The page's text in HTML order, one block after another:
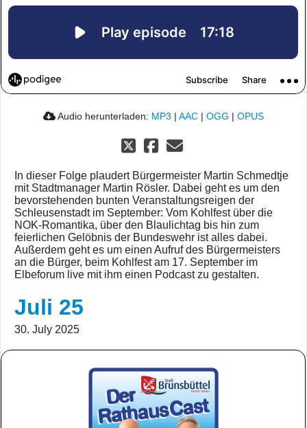
Audio herunterladen: MP3 | AAC | OGG | OPUS
In dieser Folge plaudert Bürgermeister Martin Schmedtje
mit Stadtmanager Martin Rösler. Dabei geht es um den
bevorstehenden bunten Veranstaltungsreigen der
Schleusenstadt im September: Vom Kohlfest über die
NOK-Romantika, über den Blaulichtag bis hin zum
feierlichen Gelöbnis der Bundeswehr ist alles dabei.
Außerdem geht es um einen Aufruf des Bürgermeisters
an die Bürger, beim Kohlfest am 17. September im
Elbeforum live mit ihm einen Podcast zu gestalten.
Juli 25
30. July 2025